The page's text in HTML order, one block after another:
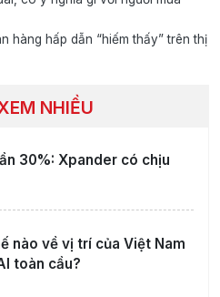
hàng hấp dẫn “hiếm thấy” trên thị
NHIỀU
30%: Xpander có chịu
nào về vị trí của Việt Nam
toàn cầu?